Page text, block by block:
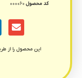
کد محصول ۰۰۰۰۶۰
این محصول را از